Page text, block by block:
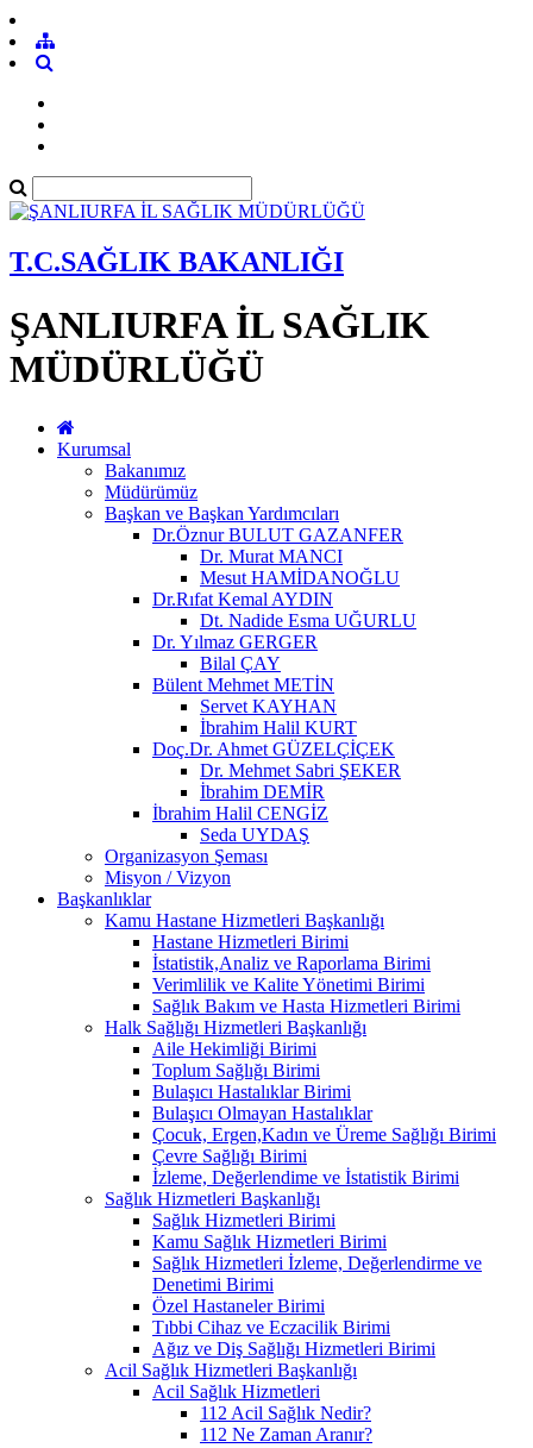
T.C.SAĞLIK BAKANLIĞI
ŞANLIURFA İL SAĞLIK
MÜDÜRLÜĞÜ
Kurumsal
Bakanımız
Müdürümüz
Başkan ve Başkan Yardımcıları
Dr.Öznur BULUT GAZANFER
Dr. Murat MANCI
Mesut HAMİDANOĞLU
Dr.Rıfat Kemal AYDIN
Dt. Nadide Esma UĞURLU
Dr. Yılmaz GERGER
Bilal ÇAY
Bülent Mehmet METİN
Servet KAYHAN
İbrahim Halil KURT
Doç.Dr. Ahmet GÜZELÇİÇEK
Dr. Mehmet Sabri ŞEKER
İbrahim DEMİR
İbrahim Halil CENGİZ
Seda UYDAŞ
Organizasyon Şeması
Misyon / Vizyon
Başkanlıklar
Kamu Hastane Hizmetleri Başkanlığı
Hastane Hizmetleri Birimi
İstatistik,Analiz ve Raporlama Birimi
Verimlilik ve Kalite Yönetimi Birimi
Sağlık Bakım ve Hasta Hizmetleri Birimi
Halk Sağlığı Hizmetleri Başkanlığı
Aile Hekimliği Birimi
Toplum Sağlığı Birimi
Bulaşıcı Hastalıklar Birimi
Bulaşıcı Olmayan Hastalıklar
Çocuk, Ergen,Kadın ve Üreme Sağlığı Birimi
Çevre Sağlığı Birimi
İzleme, Değerlendime ve İstatistik Birimi
Sağlık Hizmetleri Başkanlığı
Sağlık Hizmetleri Birimi
Kamu Sağlık Hizmetleri Birimi
Sağlık Hizmetleri İzleme, Değerlendirme ve
Denetimi Birimi
Özel Hastaneler Birimi
Tıbbi Cihaz ve Eczacilik Birimi
Ağız ve Diş Sağlığı Hizmetleri Birimi
Acil Sağlık Hizmetleri Başkanlığı
Acil Sağlık Hizmetleri
112 Acil Sağlık Nedir?
112 Ne Zaman Aranır?